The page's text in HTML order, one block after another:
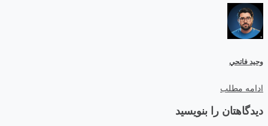
وحيد فاتحي
ادامه مطلب
دیدگاهتان را بنویسید